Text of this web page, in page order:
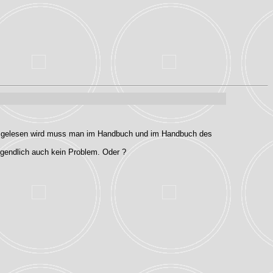
wird muss man im Handbuch und im Handbuch des
auch kein Problem. Oder ?